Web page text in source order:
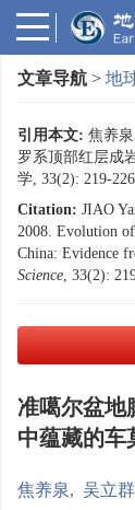
文章导航 > 地
引用本文: 焦养
罗系顶部红层成
学, 33(2): 219-
Citation: JIAO
2008. Evolution
China: Evidence
Science, 33(2):
准噶尔盆地
中蕴藏的车
焦养泉, 吴立群